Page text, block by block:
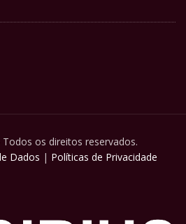
os direitos reservados.
Dados | Políticas de Privacidade